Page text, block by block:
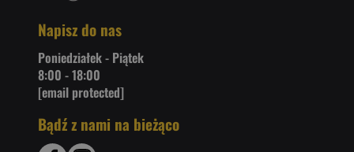
Napisz do nas
Poniedziałek - Piątek
8:00 - 18:00
[email protected]
Bądź z nami na bieżąco